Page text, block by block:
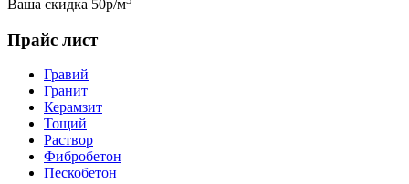
Ваша скидка 50р/м
Прайс лист
Гравий
Гранит
Керамзит
Тощий
Раствор
Фибробетон
Пескобетон